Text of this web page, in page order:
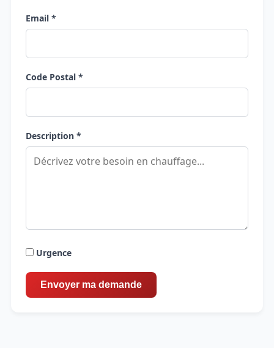
Email *
Code Postal *
Description *
Urgence